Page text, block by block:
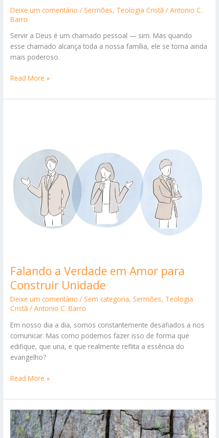
Deixe um comentário /Sermões, Teologia Cristã /Antonio C.
Barro
Servir a Deus é um chamado pessoal — sim. Mas quando
esse chamado alcança toda a nossa família, ele se torna ainda
mais poderoso.
Como
Minha
Read More »
Falando a Verdade em Amor para
Construir Unidade
Deixe um comentário /Sem categoria,Sermões, Teologia
Cristã /Antonio C. Barro
Em nosso dia a dia, somos constantemente desafiados a nos
comunicar. Mas como podemos fazer isso de forma que
edifique, que una, e que realmente reflita a essência do
evangelho?
Falando
Verdade
em
Amor
para
Read More »